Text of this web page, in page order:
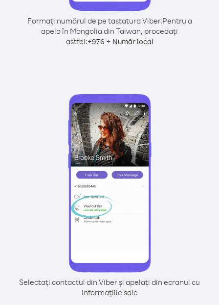
Formați numărul de pe tastatura Viber.Pentru a
apela în Mongolia din Taiwan, procedați
astfel:+976 + Număr local
Selectați contactul din Viber și apelați din ecranul cu
informațiile sale